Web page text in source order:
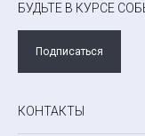
БУДЬТЕ В КУРСЕ
Подписаться
КОНТАКТЫ